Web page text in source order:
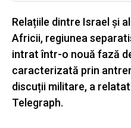
Relațiile dintre Israel și
Africii, regiunea
intrat într-o nouă fază
caracterizată prin
discuții militare, a
Telegraph.